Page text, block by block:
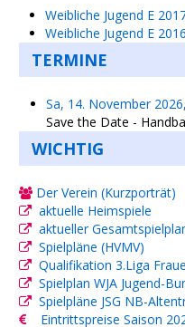
Weibliche Jugend E
Weibliche Jugend E
TERMINE
Sa, 14. November 2026,
Save the Date -
WICHTIG
Der Verein (Kurzporträt)
aktuelle Heimspiele
aktueller
Spielpläne (HVMV)
Qualifikation 3.Liga
Spielplan WJA Jugend-
Spielpläne JSG NB-
Eintrittspreise Saison